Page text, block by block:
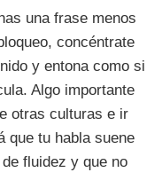
una frase menos
concéntrate
y entona como si
Algo importante
otras culturas e ir
que tu habla suene
fluidez y que no